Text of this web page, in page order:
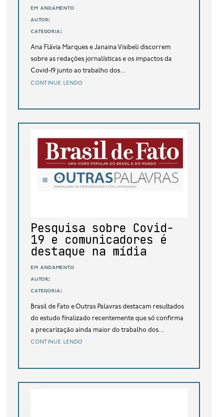
em andamento
autor:
categoria:
Ana Flávia Marques e Janaina Visibeli discorrem
sobre as redações jornalísticas e os impactos da
Covid-19 junto ao trabalho dos...
continue lendo
Pesquisa sobre Covid-
19 e comunicadores é
destaque na mídia
em andamento
autor:
categoria:
Brasil de Fato e Outras Palavras destacam resultados
do estudo finalizado recentemente que só confirma
a precarização ainda maior do trabalho dos...
continue lendo